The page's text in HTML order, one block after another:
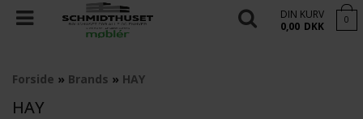
DIN KURV
0,00 DKK 0
Forside » Brands » HAY
HAY